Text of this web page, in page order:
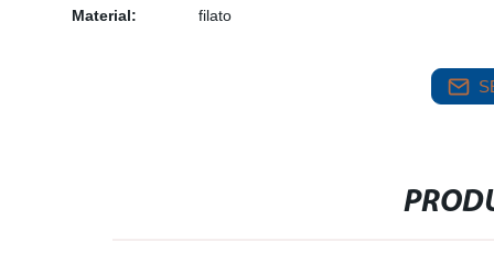
Material:
filato